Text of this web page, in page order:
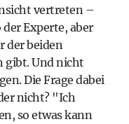
vertreten –
Experte, aber
der beiden
gibt. Und nicht
Die Frage dabei
nicht? "Ich
so etwas kann